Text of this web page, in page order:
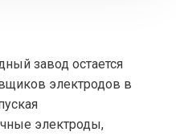
завод остается
электродов в
электроды,